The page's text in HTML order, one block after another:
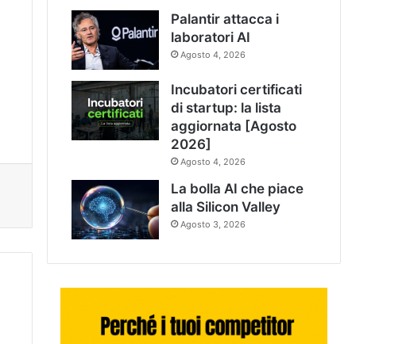
Palantir attacca i
laboratori AI
Agosto 4, 2026
Incubatori certificati
di startup: la lista
aggiornata [Agosto
2026]
Agosto 4, 2026
La bolla AI che piace
alla Silicon Valley
Agosto 3, 2026